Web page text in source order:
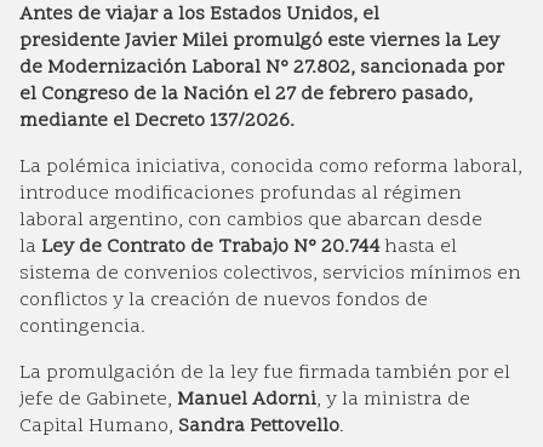
Antes de viajar a los Estados Unidos, el
presidente Javier Milei promulgó este viernes la Ley
de Modernización Laboral N° 27.802, sancionada por
el Congreso de la Nación el 27 de febrero pasado,
mediante el Decreto 137/2026.
La polémica iniciativa, conocida como reforma laboral,
introduce modificaciones profundas al régimen
laboral argentino, con cambios que abarcan desde
la Ley de Contrato de Trabajo N° 20.744hasta el
sistema de convenios colectivos, servicios mínimos en
conflictos y la creación de nuevos fondos de
contingencia.
La promulgación de la ley fue firmada también por el
jefe de Gabinete, Manuel Adorni, y la ministra de
Capital Humano, Sandra Pettovello.